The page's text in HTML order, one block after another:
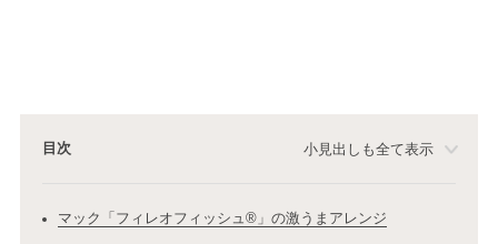
目次 小見出しも全て表示
マック「フィレオフィッシュ®」の激うまアレンジ